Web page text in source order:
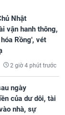
Nhật
vận hanh thông,
Rồng', vét
2 giờ 4 phút trước
ngày
của dư dôi, tài
nhà, sự